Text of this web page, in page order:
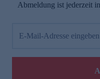
Abmeldung ist jederzeit
E-Mail-Adresse eingeben